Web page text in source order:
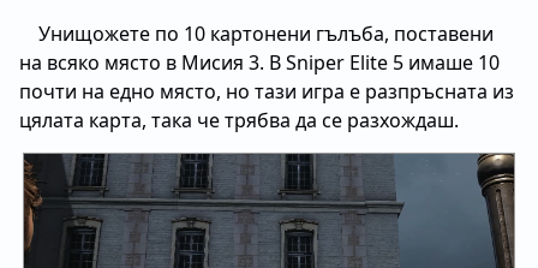
Унищожете по 10 картонени гълъба, поставени
на всяко място в Мисия 3. В Sniper Elite 5 имаше 10
почти на едно място, но тази игра е разпръсната из
цялата карта, така че трябва да се разхождаш.